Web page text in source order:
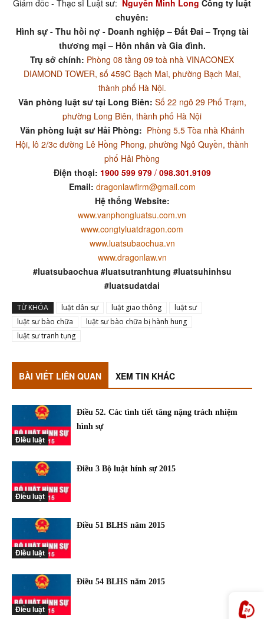
Giám đốc - Thạc sĩ Luật sư: Nguyễn Minh Long Công ty luật
chuyên:
Hình sự - Thu hồi nợ - Doanh nghiệp – Đất Đai – Trọng tài
thương mại – Hôn nhân và Gia đình.
Trụ sở chính: Phòng 08 tầng 09 toà nhà VINACONEX
DIAMOND TOWER, số 459C Bạch Mai, phường Bạch Mai,
thành phố Hà Nội.
Văn phòng luật sư tại Long Biên: Số 22 ngõ 29 Phố Trạm,
phường Long Biên, thành phố Hà Nội
Văn phòng luật sư Hải Phòng: Phòng 5.5 Tòa nhà Khánh
Hội, lô 2/3c đường Lê Hồng Phong, phường Ngô Quyền, thành
phố Hải Phòng
Điện thoại: 1900 599 979/ 098.301.9109
Email: dragonlawfirm@gmail.com
Hệ thống Website:
www.vanphongluatsu.com.vn
www.congtyluatdragon.com
www.luatsubaochua.vn
www.dragonlaw.vn
#luatsubaochua #luatsutranhtung #luatsuhinhsu
#luatsudatdai
TỪ KHÓA luật dân sự luật giao thông
luật sư
luật sư bào chữa
luật sư bào chữa bị hành hung
luật sư tranh tụng
BÀI VIẾT LIÊN QUAN XEM TIN KHÁC
Điều luật
Điều 52. Các tình tiết tăng nặng trách nhiệm
hình sự
Điều luật
Điều 3 Bộ luật hính sự 2015
Điều luật
Điều 51 BLHS năm 2015
Điều luật
Điều 54 BLHS năm 2015